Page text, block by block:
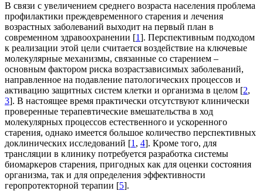
В связи с увеличением среднего возраста населения проблема
профилактики преждевременного старения и лечения
возрастных заболеваний выходит на первый план в
современном здравоохранении [1]. Перспективным подходом
к реализации этой цели считается воздействие на ключевые
молекулярные механизмы, связанные со старением –
основным фактором риска возрастзависимых заболеваний,
направленное на подавление патологических процессов и
активацию защитных систем клетки и организма в целом [2,
3]. В настоящее время практически отсутствуют клинически
проверенные терапевтические вмешательства в ход
молекулярных процессов естественного и ускоренного
старения, однако имеется большое количество перспективных
доклинических исследований [1 , 4]. Кроме того, для
трансляции в клинику потребуется разработка системы
биомаркеров старения, пригодных как для оценки состояния
организма, так и для определения эффективности
геропротекторной терапии [5].